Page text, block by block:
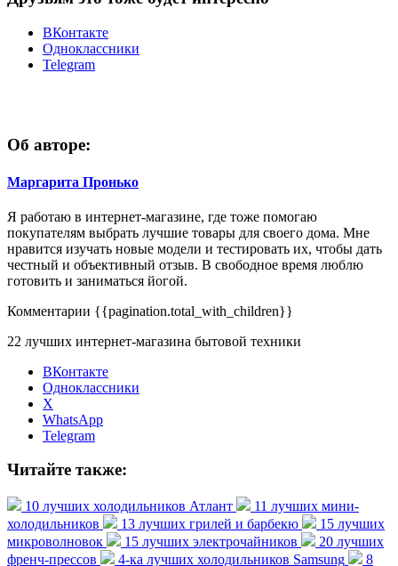
ВКонтакте
Одноклассники
Telegram
Об авторе:
Маргарита Пронько
Я работаю в интернет-магазине, где тоже помогаю
покупателям выбрать лучшие товары для своего дома. Мне
нравится изучать новые модели и тестировать их, чтобы дать
честный и объективный отзыв. В свободное время люблю
готовить и заниматься йогой.
Комментарии {{pagination.total_with_children}}
22 лучших интернет-магазина бытовой техники
ВКонтакте
Одноклассники
X
WhatsApp
Telegram
Читайте также:
10 лучших холодильников Атлант
11 лучших мини-
холодильников
13 лучших грилей и барбекю
15 лучших
микроволновок
15 лучших электрочайников
20 лучших
френч-прессов
4-ка лучших холодильников Samsung 8